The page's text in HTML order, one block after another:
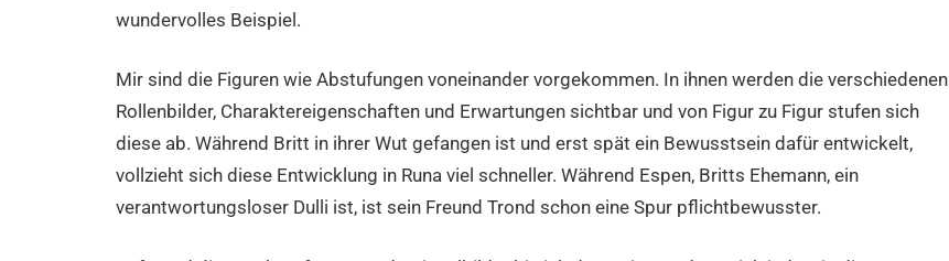
wundervolles Beispiel.
Mir sind die Figuren wie Abstufungen voneinander vorgekommen. In ihnen werden die verschiedenen
Rollenbilder, Charaktereigenschaften und Erwartungen sichtbar und von Figur zu Figur stufen sich
diese ab. Während Britt in ihrer Wut gefangen ist und erst spät ein Bewusstsein dafür entwickelt,
vollzieht sich diese Entwicklung in Runa viel schneller. Während Espen, Britts Ehemann, ein
verantwortungsloser Dulli ist, ist sein Freund Trond schon eine Spur pflichtbewusster.